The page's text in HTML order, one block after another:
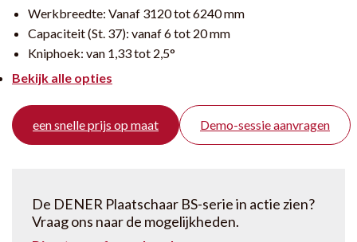
Werkbreedte: Vanaf 3120 tot 6240 mm
Capaciteit (St. 37): vanaf 6 tot 20 mm
Kniphoek: van 1,33 tot 2,5°
Bekijk alle opties
een snelle prijs op maat Demo-sessie aanvragen
De DENER Plaatschaar BS-serie in actie zien?
Vraag ons naar de mogelijkheden.